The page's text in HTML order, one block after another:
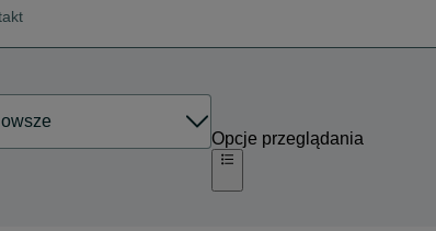
Opcje przeglądania